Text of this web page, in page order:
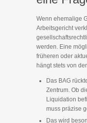
Wenn ehemalige
Arbeitsgericht
werden. Eine
früheren oder
hängt stets von
Das BAG
Zentrum. Ob
Liquidation
muss präzise
Das wird